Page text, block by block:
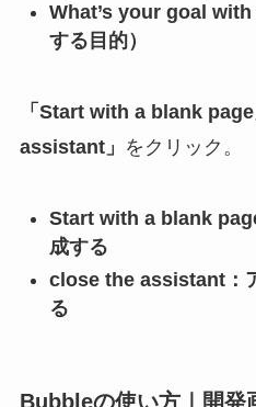
What’s your goal
する目的）
「Start with a blank page
assistant」 をクリック。
Start with a blank
成する
close the assistant：
る
Bubbleの使い方｜開発